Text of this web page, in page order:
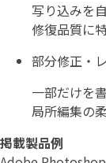
写り込みを
修復品質に
部分修正・
一部だけを
局所編集の
掲載製品例